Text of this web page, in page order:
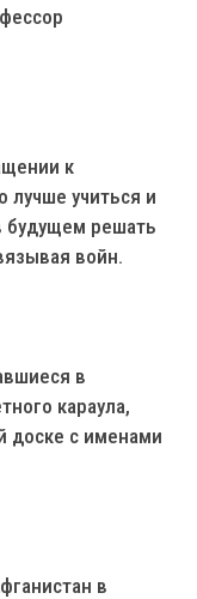
к
лучше учиться и
будущем решать
войн.
в
караула,
доске с именами
в